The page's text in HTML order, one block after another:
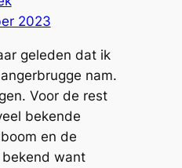
2023
geleden dat ik
nam.
Voor de rest
bekende
en de
want